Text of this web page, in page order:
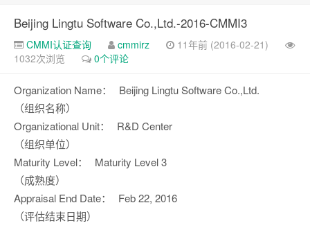
Beijing Lingtu Software Co.,Ltd.-2016-CMMI3
CMMI认证查询 cmmirz
11年前 (2016-02-21)
1032次浏览
0个评论
Organization Name：
（组织名称）
Beijing Lingtu Software Co.,Ltd.
Organizational Unit：
（组织单位）
R&D Center
Maturity Level：
（成熟度）
Maturity Level 3
Appraisal End Date：
（评估结束日期）
Feb 22, 2016